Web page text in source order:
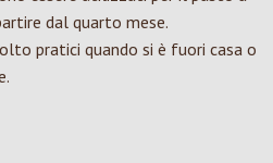
dal quarto mese.
pratici quando si è fuori casa o